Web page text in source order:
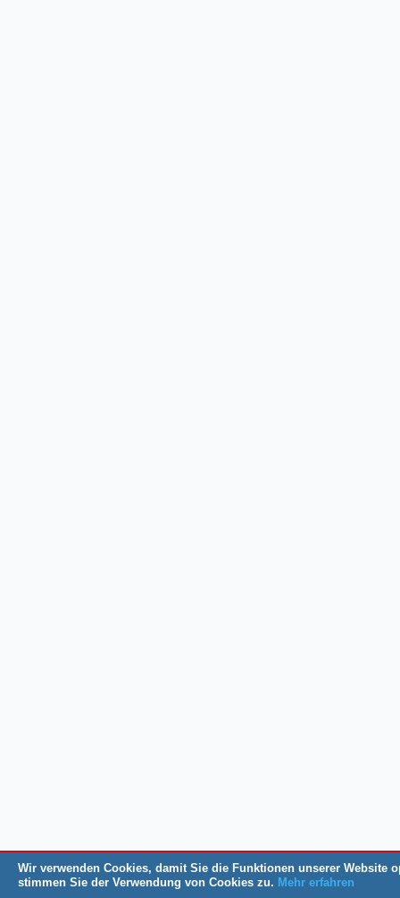
Wir verwenden Cookies, damit Sie die Funktionen unserer Website
stimmen Sie der Verwendung von Cookies zu. Mehr erfahren